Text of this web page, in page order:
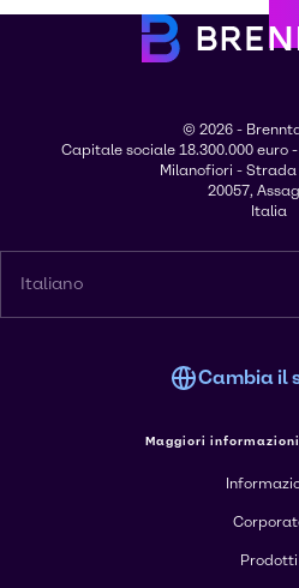
© 2026 -
Capitale sociale 18.300.000 euro
Milanofiori - Strada
20057,
Italia
Italiano
Cambia il
Maggiori
Prodotti